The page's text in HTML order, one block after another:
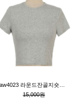
15,000원